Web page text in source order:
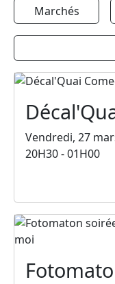
Marchés
Vendredi, 27
20H30 - 01H00